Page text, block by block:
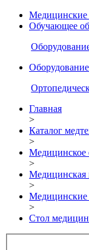
Медицинские
Обучающее
Главная
>
Каталог
>
Медицинское
>
Медицинская
>
Медицинские
>
Стол